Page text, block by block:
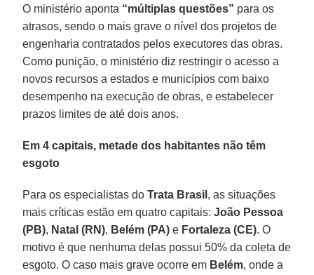
O ministério aponta “múltiplas questões” para os
atrasos, sendo o mais grave o nível dos projetos de
engenharia contratados pelos executores das obras.
Como punição, o ministério diz restringir o acesso a
novos recursos a estados e municípios com baixo
desempenho na execução de obras, e estabelecer
prazos limites de até dois anos.
Em 4 capitais, metade dos habitantes não têm
esgoto
Para os especialistas doTrata Brasil , as situações
mais críticas estão em quatro capitais:João Pessoa
(PB), Natal (RN), Belém (PA) e Fortaleza (CE). O
motivo é que nenhuma delas possui 50% da coleta de
esgoto. O caso mais grave ocorre em Belém, onde a